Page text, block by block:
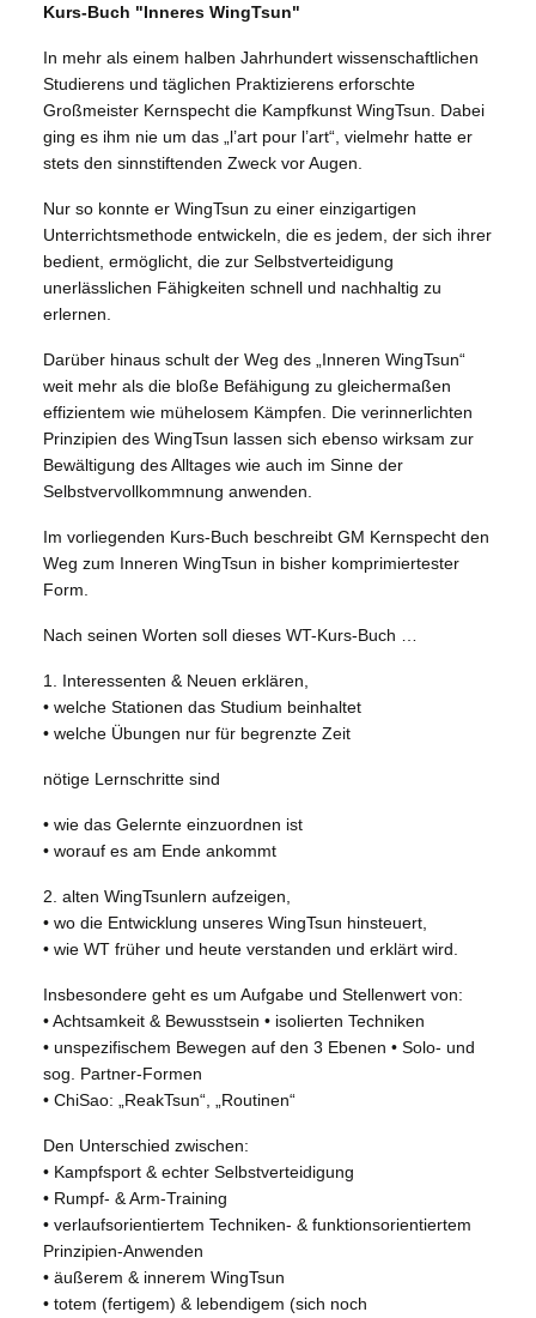
Kurs-Buch "Inneres WingTsun"
In mehr als einem halben Jahrhundert wissenschaftlichen
Studierens und täglichen Praktizierens erforschte
Großmeister Kernspecht die Kampfkunst WingTsun. Dabei
ging es ihm nie um das „l’art pour l’art“, vielmehr hatte er
stets den sinnstiftenden Zweck vor Augen.
Nur so konnte er WingTsun zu einer einzigartigen
Unterrichtsmethode entwickeln, die es jedem, der sich ihrer
bedient, ermöglicht, die zur Selbstverteidigung
unerlässlichen Fähigkeiten schnell und nachhaltig zu
erlernen.
Darüber hinaus schult der Weg des „Inneren WingTsun“
weit mehr als die bloße Befähigung zu gleichermaßen
effizientem wie mühelosem Kämpfen. Die verinnerlichten
Prinzipien des WingTsun lassen sich ebenso wirksam zur
Bewältigung des Alltages wie auch im Sinne der
Selbstvervollkommnung anwenden.
Im vorliegenden Kurs-Buch beschreibt GM Kernspecht den
Weg zum Inneren WingTsun in bisher komprimiertester
Form.
Nach seinen Worten soll dieses WT-Kurs-Buch …
1. Interessenten & Neuen erklären,
• welche Stationen das Studium beinhaltet
• welche Übungen nur für begrenzte Zeit
nötige Lernschritte sind
• wie das Gelernte einzuordnen ist
• worauf es am Ende ankommt
2. alten WingTsunlern aufzeigen,
• wo die Entwicklung unseres WingTsun hinsteuert,
• wie WT früher und heute verstanden und erklärt wird.
Insbesondere geht es um Aufgabe und Stellenwert von:
• Achtsamkeit & Bewusstsein • isolierten Techniken
• unspezifischem Bewegen auf den 3 Ebenen • Solo- und
sog. Partner-Formen
• ChiSao: „ReakTsun“, „Routinen“
Den Unterschied zwischen:
• Kampfsport & echter Selbstverteidigung
• Rumpf- & Arm-Training
• verlaufsorientiertem Techniken- & funktionsorientiertem
Prinzipien-Anwenden
• äußerem & innerem WingTsun
• totem (fertigem) & lebendigem (sich noch